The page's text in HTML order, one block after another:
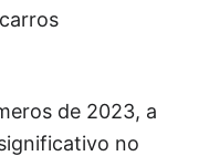
de 2023, a
no